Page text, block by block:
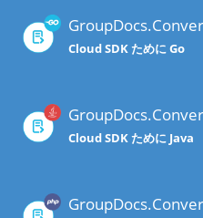
Cloud SDK ために Go
Cloud SDK ために Java